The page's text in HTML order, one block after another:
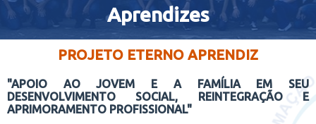
Aprendizes
PROJETO ETERNO APRENDIZ
"APOIO AO JOVEM E A FAMÍLIA EM SEU
DESENVOLVIMENTO SOCIAL, REINTEGRAÇÃO E
APRIMORAMENTO PROFISSIONAL"